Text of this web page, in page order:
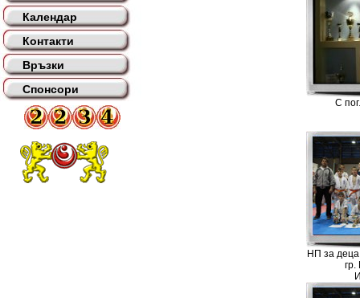
Календар
Контакти
Връзки
Спонсори
С
НП за деца
гр.